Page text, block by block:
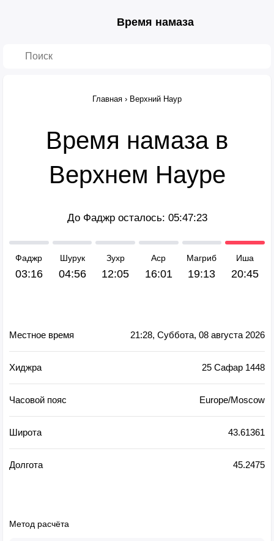
Время намаза
Главная › Верхний Наур
Время намаза в
Верхнем Науре
До Фаджр осталось: 05:47:23
Фаджр
03:16
Шурук
04:56
Зухр
12:05
Аср
16:01
Магриб
19:13
Иша
20:45
Местное время 21:28, Суббота, 08 августа 2026
Хиджра 25 Сафар 1448
Часовой пояс Europe/Moscow
Широта 43.61361
Долгота 45.2475
Метод расчёта